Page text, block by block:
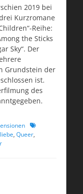
2019 bei
Kurzromane
Reihe:
the Sticks
Sky“. Der
Grundstein der
ist.
des
Schlagworte
liebe, Queer,